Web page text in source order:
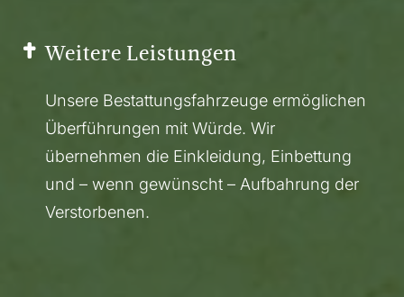
Weitere Leistungen
Unsere Bestattungsfahrzeuge ermöglichen
Überführungen mit Würde. Wir
übernehmen die Einkleidung, Einbettung
und – wenn gewünscht – Aufbahrung der
Verstorbenen.